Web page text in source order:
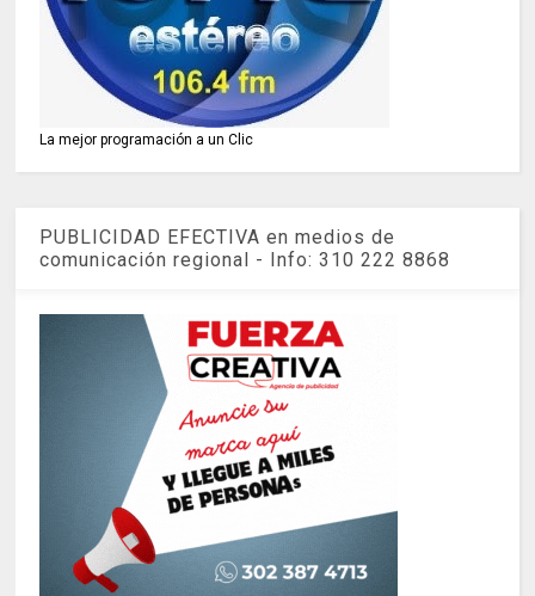
La mejor programación a un Clic
PUBLICIDAD EFECTIVA en medios de
comunicación regional - Info: 310 222 8868